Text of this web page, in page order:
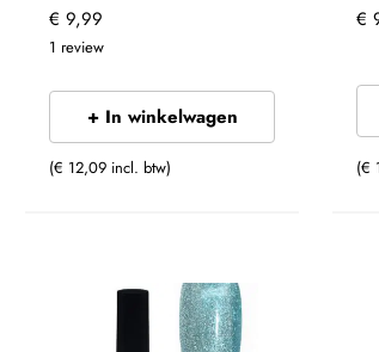
€ 9,99
1 review
+ In winkelwagen
(€ 12,09 incl. btw)
€
(€